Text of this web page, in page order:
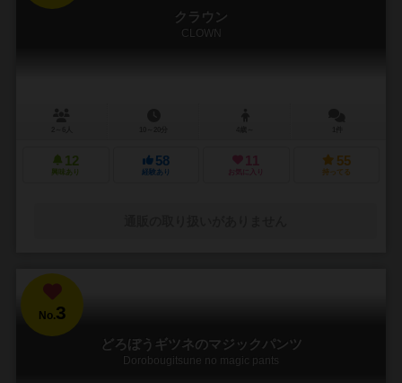
クラウン
CLOWN
12
興味あり
58
経験あり
11
お気に入り
55
持ってる
No.3
どろぼうギツネのマジックパンツ
Dorobougitsune no magic pants